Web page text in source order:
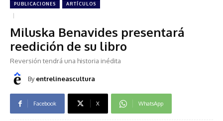
PUBLICACIONES ARTÍCULOS
Miluska Benavides presentará
reedición de su libro
Reversión tendrá una historia inédita
By entrelineascultura
Facebook X WhatsApp